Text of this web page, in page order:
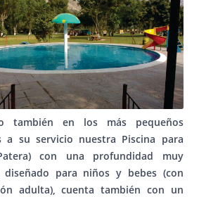
también en los más pequeños
a su servicio nuestra Piscina para
con una profundidad muy
diseñado para niños y bebes (con
adulta), cuenta también con un